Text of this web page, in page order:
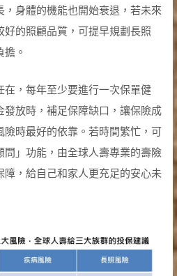
，身體的機能也開始衰退，若未來
的照顧品質，可提早規劃長照
。
在，每年至少要進行一次保單健
發放時，補足保障缺口，讓保險成
險時最好的依靠。若時間繁忙，可
問」功能，由全球人壽專業的壽險
障，給自己和家人更充足的安心未